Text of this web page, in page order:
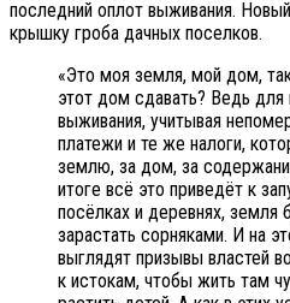
последний оплот выживания.
крышку гроба дачных поселков.
«Это моя земля, мой дом,
этот дом сдавать? Ведь для
выживания, учитывая
платежи и те же налоги,
землю, за дом, за
итоге всё это приведёт к
посёлках и деревнях, земля
зарастать сорняками. И на
выглядят призывы властей
к истокам, чтобы жить там